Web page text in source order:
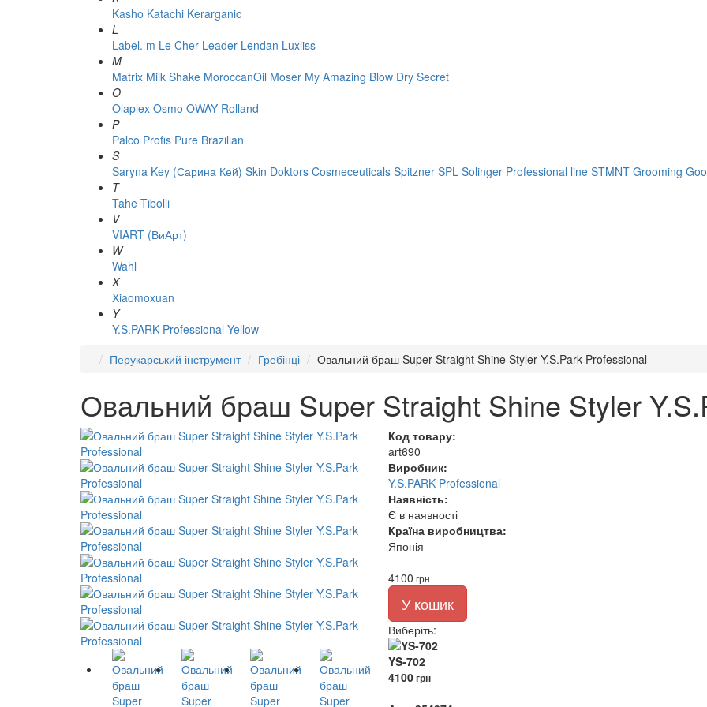
Kasho Katachi Kerarganic
L
Label. m Le Cher Leader Lendan Luxliss
M
Matrix Milk Shake MoroccanOil Moser My Amazing Blow Dry Secret
O
Olaplex Osmo OWAY Rolland
P
Palco Profis Pure Brazilian
S
Saryna Key (Сарина Кей) Skin Doktors Cosmeceuticals Spitzner SPL Solinger Professional line STMNT Grooming
T
Tahe Tibolli
V
VIART (ВиАрт)
W
Wahl
X
Xiaomoxuan
Y
Y.S.PARK Professional Yellow
Перукарський інструмент
Гребінці Овальний браш Super Straight Shine Styler Y.S.Park Professional
Овальний браш Super Straight Shine Styler
Код товару:
art690
Виробник:
Y.S.PARK Professional
Наявність:
Є в наявності
Країна виробництва:
Японія
4100 грн
У кошик
Виберіть:
YS-702
4100грн